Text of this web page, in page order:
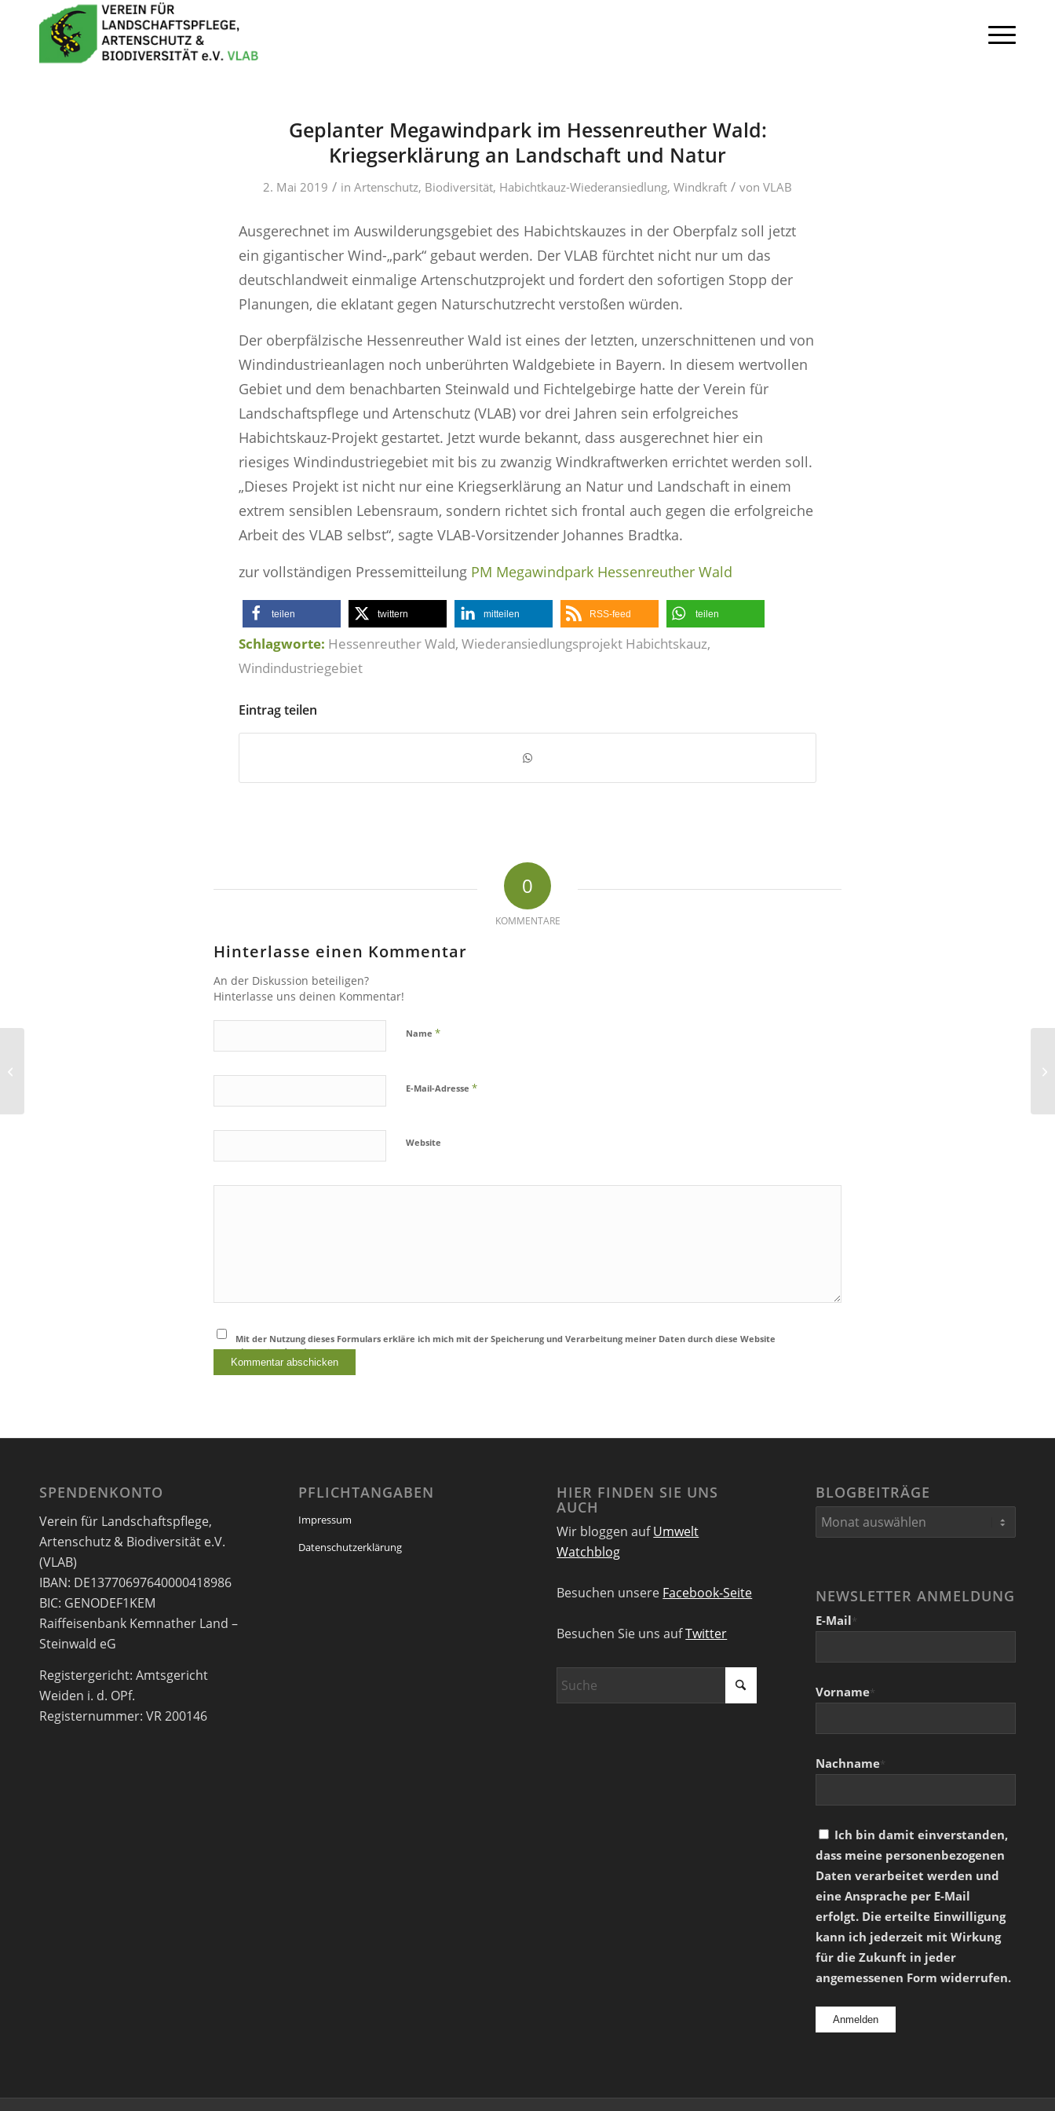
Geplanter Megawindpark im Hessenreuther Wald:
Kriegserklärung an Landschaft und Natur
2. Mai 2019 / in Artenschutz, Biodiversität, Habichtkauz-Wiederansiedlung, Windkraft / von VLAB
Ausgerechnet im Auswilderungsgebiet des Habichtskauzes in der Oberpfalz soll jetzt
ein gigantischer Wind-„park“ gebaut werden. Der VLAB fürchtet nicht nur um das
deutschlandweit einmalige Artenschutzprojekt und fordert den sofortigen Stopp der
Planungen, die eklatant gegen Naturschutzrecht verstoßen würden.
Der oberpfälzische Hessenreuther Wald ist eines der letzten, unzerschnittenen und von
Windindustrieanlagen noch unberührten Waldgebiete in Bayern. In diesem wertvollen
Gebiet und dem benachbarten Steinwald und Fichtelgebirge hatte der Verein für
Landschaftspflege und Artenschutz (VLAB) vor drei Jahren sein erfolgreiches
Habichtskauz-Projekt gestartet. Jetzt wurde bekannt, dass ausgerechnet hier ein
riesiges Windindustriegebiet mit bis zu zwanzig Windkraftwerken errichtet werden soll.
„Dieses Projekt ist nicht nur eine Kriegserklärung an Natur und Landschaft in einem
extrem sensiblen Lebensraum, sondern richtet sich frontal auch gegen die erfolgreiche
Arbeit des VLAB selbst“, sagte VLAB-Vorsitzender Johannes Bradtka.
zur vollständigen Pressemitteilung PM Megawindpark Hessenreuther Wald
teilen twittern mitteilen RSS-feed teilen
Schlagworte: Hessenreuther Wald, Wiederansiedlungsprojekt Habichtskauz,
Windindustriegebiet
Eintrag teilen
0
KOMMENTARE
Hinterlasse einen Kommentar
An der Diskussion beteiligen?
Hinterlasse uns deinen Kommentar!
Name *
E-Mail-Adresse *
Website
Mit der Nutzung dieses Formulars erkläre ich mich mit der Speicherung und Verarbeitung meiner Daten durch diese Website
einverstanden.*
SPENDENKONTO
Verein für Landschaftspflege,
Artenschutz & Biodiversität e.V.
(VLAB)
IBAN: DE13770697640000418986
BIC: GENODEF1KEM
Raiffeisenbank Kemnather Land –
Steinwald eG
Registergericht: Amtsgericht
Weiden i. d. OPf.
Registernummer: VR 200146
PFLICHTANGABEN
Impressum
Datenschutzerklärung
HIER FINDEN SIE UNS
AUCH
Wir bloggen aufUmwelt
Watchblog
Besuchen unsere Facebook-Seite
Besuchen Sie uns aufTwitter
BLOGBEITRÄGE
NEWSLETTER ANMELDUNG
E-Mail*
Vorname*
Nachname*
Ich bin damit einverstanden,
dass meine personenbezogenen
Daten verarbeitet werden und
eine Ansprache per E-Mail
erfolgt. Die erteilte Einwilligung
kann ich jederzeit mit Wirkung
für die Zukunft in jeder
angemessenen Form widerrufen.